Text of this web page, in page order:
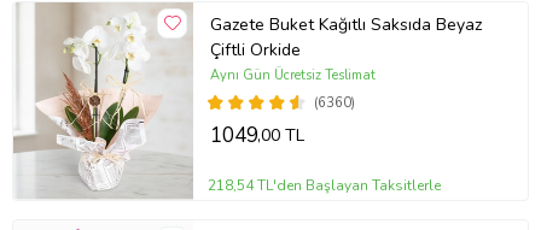
Gazete Buket Kağıtlı Saksıda Beyaz
Çiftli Orkide
(6360)
Aynı Gün Ücretsiz Teslimat
1049,00 TL
218,54 TL'den Başlayan Taksitlerle